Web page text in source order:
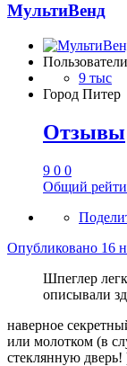
МультиВенд
Пользователи
9 тыс
Город Питер
Отзывы
9 0 0
Общий
Опубликовано 16
Шпеглер
описывали
наверное
или молотком (в
стеклянную дверь!